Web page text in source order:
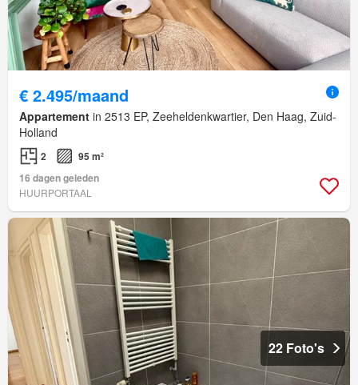
€ 2.495/maand
Appartement in 2513 EP, Zeeheldenkwartier, Den Haag, Zuid-
Holland
2
95 m²
16 dagen geleden
HUURPORTAAL
22 Foto's